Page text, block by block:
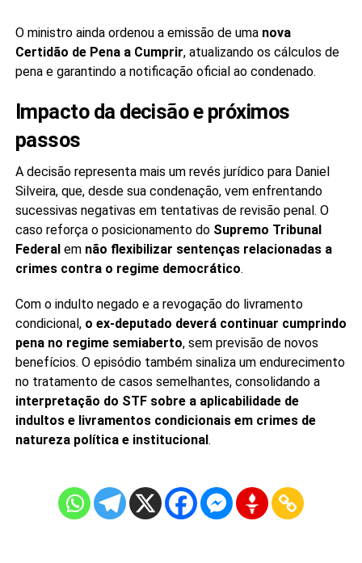
O ministro ainda ordenou a emissão de uma nova
Certidão de Pena a Cumprir, atualizando os cálculos de
pena e garantindo a notificação oficial ao condenado.
Impacto da decisão e próximos
passos
A decisão representa mais um revés jurídico para Daniel
Silveira, que, desde sua condenação, vem enfrentando
sucessivas negativas em tentativas de revisão penal. O
caso reforça o posicionamento do Supremo Tribunal
Federalem não flexibilizar sentenças relacionadas a
crimes contra o regime democrático.
Com o indulto negado e a revogação do livramento
condicional, o ex-deputado deverá continuar cumprindo
pena no regime semiaberto, sem previsão de novos
benefícios. O episódio também sinaliza um endurecimento
no tratamento de casos semelhantes, consolidando a
interpretação do STF sobre a aplicabilidade de
indultos e livramentos condicionais em crimes de
natureza política e institucional.